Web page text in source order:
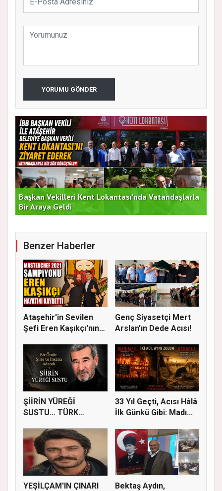
YORUMU GÖNDER
Başkan Vekilleri Kent Lokantası'nda Vatandaşlarla
Bir Araya Geldi
Benzer Haberler
Ataşehir'in Sevilen
Şefi Eren Kaşıkçı'nın
Genç Siyasetçi Mert
Arslan'ın Dede Acısı!
ŞİİRİN YÜREĞİ
SUSTU… TÜRK
TEL...
33 Yıl Geçti, Acısı Hâlâ
İlk Günkü Gibi: Madı...
YEŞİLÇAM'IN ÇINARI Bektaş Aydın,